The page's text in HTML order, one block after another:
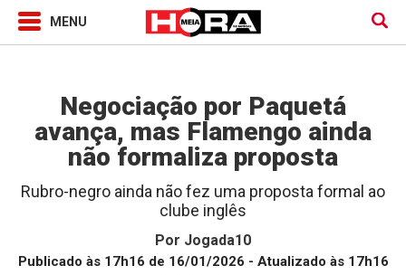
Negociação por Paquetá
avança, mas Flamengo ainda
não formaliza proposta
Rubro-negro ainda não fez uma proposta formal ao
clube inglês
Por Jogada10
Publicado às 17h16 de 16/01/2026 - Atualizado às 17h16